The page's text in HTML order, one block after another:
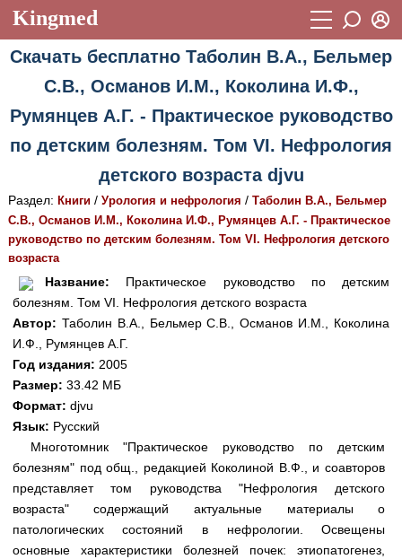
Kingmed
Учебный материал
Видеогалерея 899
Лекции и презентации 2474
Аккредитационные тесты (6)
Научно-популярное
Статьи
Новости
Медицинская стандартизация
Нормативы экстренной и неотложной помощи
Нормы лабораторных и инструментальных
исследований
Обратная связь
Добавить материал
Пароль
Восстановить пароль
Регистрация
Вход
Скачать бесплатно Таболин В.А., Бельмер
С.В., Османов И.М., Коколина И.Ф.,
Румянцев А.Г. - Практическое руководство
по детским болезням. Том VI. Нефрология
детского возраста djvu
Раздел: Книги/ Урология и нефрология / Таболин В.А., Бельмер
С.В., Османов И.М., Коколина И.Ф., Румянцев А.Г. - Практическое
руководство по детским болезням. Том VI. Нефрология детского
возраста
Название: Практическое руководство по детским
болезням. Том VI. Нефрология детского возраста
Автор: Таболин В.А., Бельмер С.В., Османов И.М., Коколина
И.Ф., Румянцев А.Г.
Год издания: 2005
Размер: 33.42 МБ
Формат: djvu
Язык: Русский
Многотомник "Практическое руководство по детским
болезням" под общ., редакцией Коколиной В.Ф., и соавторов
представляет том руководства "Нефрология детского
возраста" содержащий актуальные материалы о
патологических состояний в нефрологии. Освещены
основные характеристики болезней почек: этиопатогенез,